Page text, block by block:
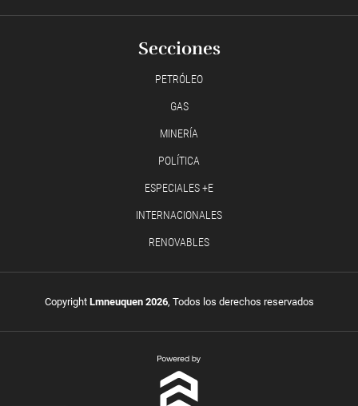
Secciones
PETRÓLEO
GAS
MINERÍA
POLÍTICA
ESPECIALES +E
INTERNACIONALES
RENOVABLES
Copyright Lmneuquen 2026, Todos los derechos reservados